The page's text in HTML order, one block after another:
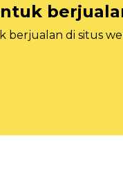
di situs